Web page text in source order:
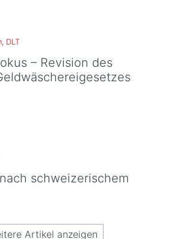
DLT
– Revision des
schweizerischem
Artikel anzeigen